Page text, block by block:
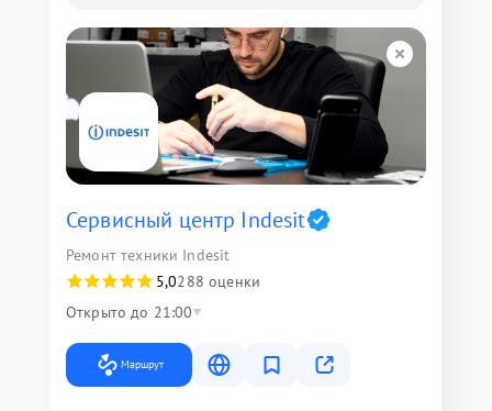
Сервисный центр Indesit
Ремонт техники Indesit
5,0288 оценки
Открыто до 21:00
Маршрут